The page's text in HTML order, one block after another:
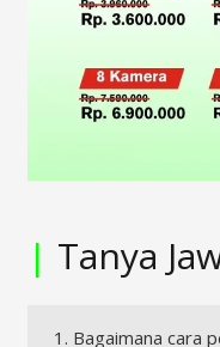
| Tanya
1. Bagaimana cara